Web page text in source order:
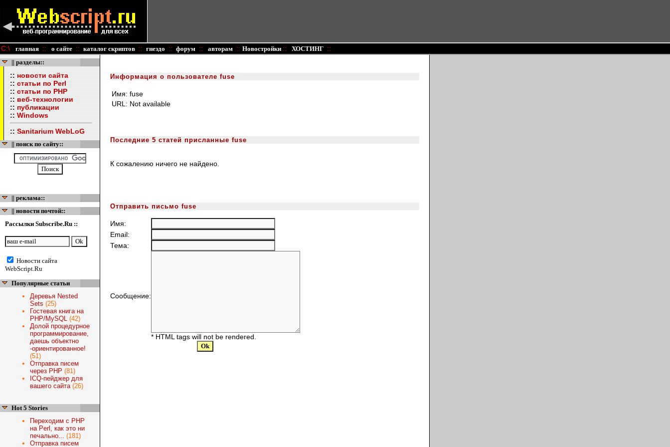
C:\ главная :: о сайте :: каталог скриптов :: гнездо :: форум :: авторам :: Новостройки :: ХОСТИНГ ::
|| разделы::
::новости сайта
::статьи по Perl
::статьи по PHP
::веб-технологии
::публикации
::Windows
::Sanitarium WebLoG
|| поиск по сайту::
|| реклама::
|| новости почтой::
Рассылки Subscribe.Ru ::
Новости сайта
WebScript.Ru
Популярные статьи
Деревья Nested
Sets (25)
Гостевая книга на
PHP/MySQL (42)
Долой процедурное
программирование,
даешь объектно
-ориентированное!
(51)
Отправка писем
через PHP (81)
ICQ-пейджер для
вашего сайта(26)
Hot 5 Stories
Переходим с PHP
на Perl, как это ни
печально... (181)
Отправка писем
Информация о пользователе fuse
Имя: fuse
URL: Not available
Последние 5 статей присланные fuse
К сожалению ничего не найдено.
Отправить письмо fuse
Имя:
Email:
Тема:
Сообщение:
* HTML tags will not be rendered.